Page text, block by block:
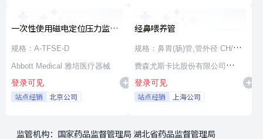
一次性使用磁电定位压力监测
射频消融导管
规格：A-TFSE-D
Abbott Medical 雅培医疗器械
登录可见
站点经销 北京公司
经鼻喂养管
规格：鼻胃(肠)管,管外径 CH/FR
15,管内径 3.5mm,长度 100cm,
通用漏斗接头
费森尤斯卡比股份有限公司
Fresenius Kabi AG
登录可见
站点经销 上海公司
监管机构： 国家药品监督管理局 湖北省药品监督管理局